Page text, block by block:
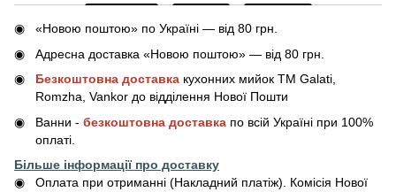
«Новою поштою» по Україні — від 80 грн.
Адресна доставка «Новою поштою» — від 80 грн.
Безкоштовна доставка кухонних мийок ТМ Galati,
Romzha, Vankor до відділення Нової Пошти
Ванни - безкоштовна доставка по всій Україні при 100%
оплаті.
Більше інформації про доставку
Оплата при отриманні (Накладний платіж). Комісія Нової